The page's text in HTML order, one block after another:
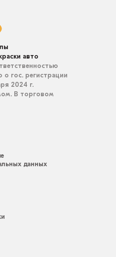
авто
гос. регистрации
2024 г.
В торговом
данных